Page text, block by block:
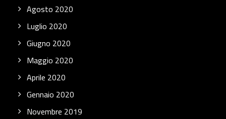
Agosto 2020
Luglio 2020
Giugno 2020
Maggio 2020
Aprile 2020
Gennaio 2020
Novembre 2019